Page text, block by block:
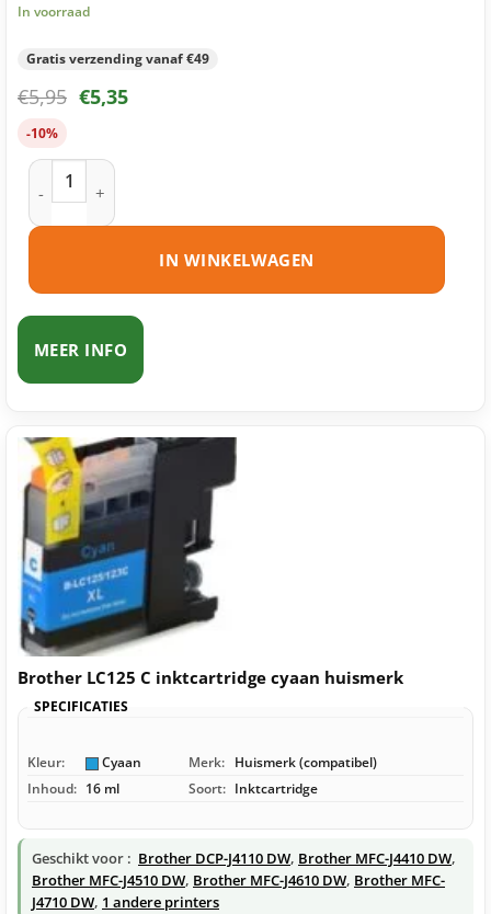
In voorraad
Gratis verzending vanaf €49
€5,95 €5,35
-10%
Brother LC123 Y inktcartridge geel huismerk aantal
IN WINKELWAGEN
MEER INFO
Brother LC125 C inktcartridge cyaan huismerk
SPECIFICATIES
Kleur: Cyaan Merk: Huismerk (compatibel)
Inhoud: 16 ml Soort: Inktcartridge
Geschikt voor : Brother DCP-J4110 DW, Brother MFC-J4410 DW,
Brother MFC-J4510 DW, Brother MFC-J4610 DW, Brother MFC-
J4710 DW, 1 andere printers